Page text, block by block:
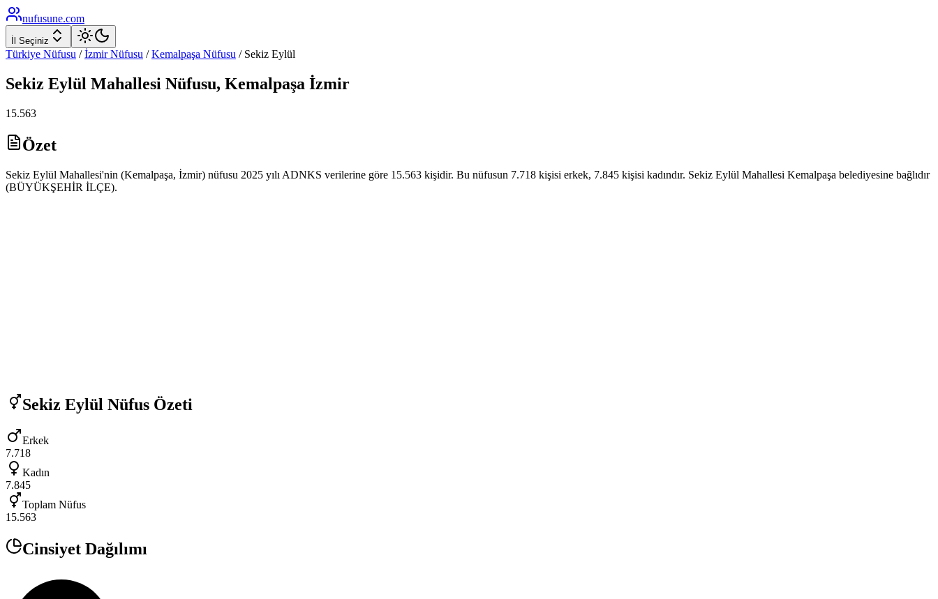
nufusune.com
İl Seçiniz
Türkiye Nüfusu / İzmirNüfusu / Kemalpaşa Nüfusu / Sekiz Eylül
Sekiz Eylül Mahallesi Nüfusu, Kemalpaşa İzmir
15.563
Özet
Sekiz Eylül Mahallesi'nin (Kemalpaşa, İzmir) nüfusu 2025 yılı ADNKS verilerine göre 15.563 kişidir. Bu nüfusun 7.718 kişisi erkek, 7.845 kişisi kadındır. Sekiz Eylül Mahallesi Kemalpaşa belediyesine bağlıdır
(BÜYÜKŞEHİR İLÇE).
Sekiz Eylül Nüfus Özeti
Erkek
7.718
Kadın
7.845
Toplam Nüfus
15.563
Cinsiyet Dağılımı